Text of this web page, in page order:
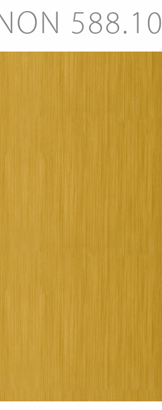
588.10